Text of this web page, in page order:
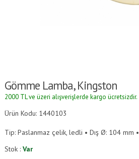
Gömme Lamba, Kingston
2000 TL ve üzeri alışverişlerde kargo ücretsizdir.
Ürün Kodu: 1440103
Tip: Paslanmaz çelik, ledli • Dış Ø: 104 mm •
Stok :Var